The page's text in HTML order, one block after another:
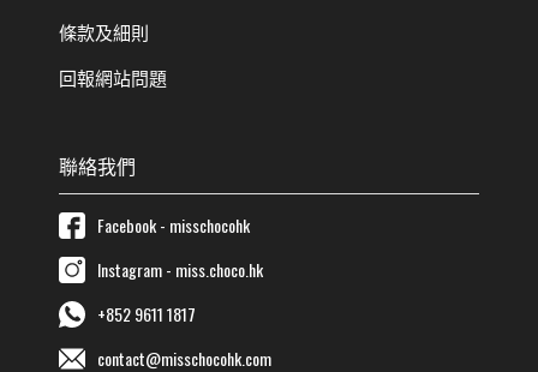
條款及細則
回報網站問題
聯絡我們
Facebook - misschocohk
Instagram - miss.choco.hk
+852 9611 1817
contact@misschocohk.com